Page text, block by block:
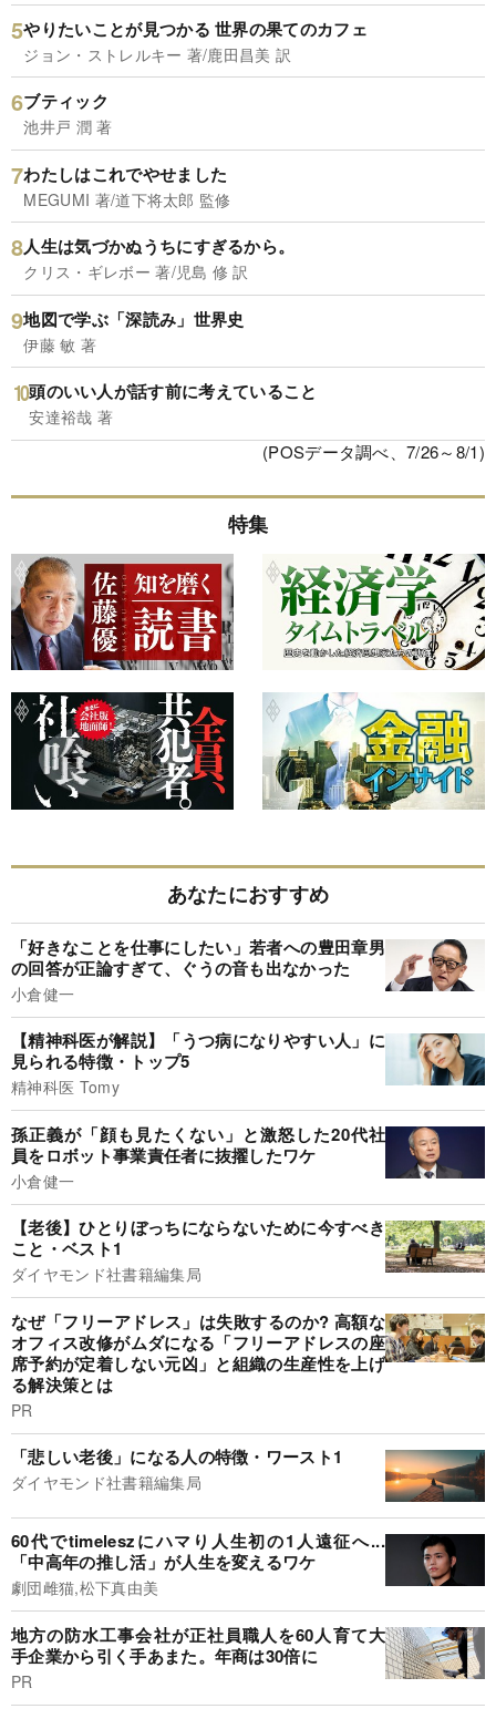
やりたいことが見つかる 世界の果てのカフェ
ジョン・ストレルキー 著/鹿田昌美 訳
ブティック
池井戸 潤 著
わたしはこれでやせました
MEGUMI 著/道下将太郎 監修
人生は気づかぬうちにすぎるから。
クリス・ギレボー 著/児島 修 訳
地図で学ぶ「深読み」世界史
伊藤 敏 著
頭のいい人が話す前に考えていること
安達裕哉 著
(POSデータ調べ、7/26～8/1)
特集
あなたにおすすめ
「好きなことを仕事にしたい」若者への豊田章男
の回答が正論すぎて、ぐうの音も出なかった
小倉健一
【精神科医が解説】「うつ病になりやすい人」に
見られる特徴・トップ5
精神科医 Tomy
孫正義が「顔も見たくない」と激怒した20代社
員をロボット事業責任者に抜擢したワケ
小倉健一
【老後】ひとりぼっちにならないために今すべき
こと・ベスト1
ダイヤモンド社書籍編集局
なぜ「フリーアドレス」は失敗するのか? 高額な
オフィス改修がムダになる「フリーアドレスの座
席予約が定着しない元凶」と組織の生産性を上げ
る解決策とは
PR
「悲しい老後」になる人の特徴・ワースト1
ダイヤモンド社書籍編集局
60代でtimeleszにハマり人生初の1人遠征へ...
「中高年の推し活」が人生を変えるワケ
劇団雌猫,松下真由美
地方の防水工事会社が正社員職人を60人育て大
手企業から引く手あまた。年商は30倍に
PR